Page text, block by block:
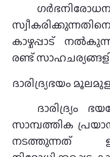
കാഴ്ചപ്പാട്
രണ്ട്
ദാരിദ്ര്യഭയം
ദാരിദ്ര്യം
സാമ്പത്തിക
നടത്തുന്നത്